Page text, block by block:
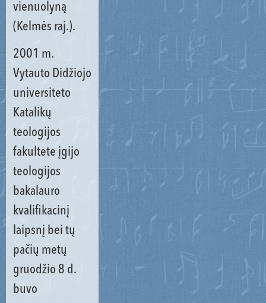
vienuolyną
(Kelmės raj.).
2001 m.
Vytauto Didžiojo
universiteto
Katalikų
teologijos
fakultete įgijo
teologijos
bakalauro
kvalifikacinį
laipsnį bei tų
pačių metų
gruodžio 8 d.
buvo